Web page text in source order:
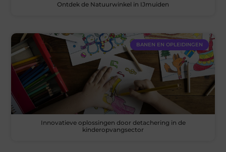
Ontdek de Natuurwinkel in IJmuiden
BANEN EN OPLEIDINGEN
Innovatieve oplossingen door detachering in de
kinderopvangsector